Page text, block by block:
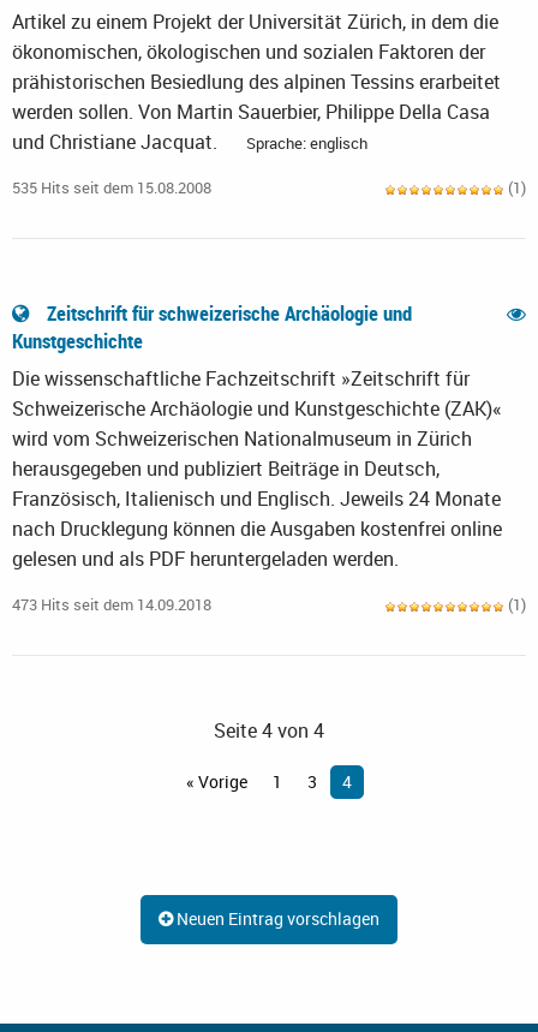
Artikel zu einem Projekt der Universität Zürich, in dem die
ökonomischen, ökologischen und sozialen Faktoren der
prähistorischen Besiedlung des alpinen Tessins erarbeitet
werden sollen. Von Martin Sauerbier, Philippe Della Casa
und Christiane Jacquat.
Sprache: englisch
535 Hits seit dem 15.08.2008 (1)
Zeitschrift für schweizerische Archäologie und
Kunstgeschichte
Die wissenschaftliche Fachzeitschrift »Zeitschrift für
Schweizerische Archäologie und Kunstgeschichte (ZAK)«
wird vom Schweizerischen Nationalmuseum in Zürich
herausgegeben und publiziert Beiträge in Deutsch,
Französisch, Italienisch und Englisch. Jeweils 24 Monate
nach Drucklegung können die Ausgaben kostenfrei online
gelesen und als PDF heruntergeladen werden.
473 Hits seit dem 14.09.2018 (1)
Seite 4 von 4
« Vorige 1 3 4
Neuen Eintrag vorschlagen